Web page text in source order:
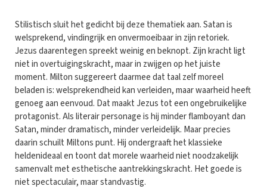
Stilistisch sluit het gedicht bij deze thematiek aan. Satan is
welsprekend, vindingrijk en onvermoeibaar in zijn retoriek.
Jezus daarentegen spreekt weinig en beknopt. Zijn kracht ligt
niet in overtuigingskracht, maar in zwijgen op het juiste
moment. Milton suggereert daarmee dat taal zelf moreel
beladen is: welsprekendheid kan verleiden, maar waarheid heeft
genoeg aan eenvoud. Dat maakt Jezus tot een ongebruikelijke
protagonist. Als literair personage is hij minder flamboyant dan
Satan, minder dramatisch, minder verleidelijk. Maar precies
daarin schuilt Miltons punt. Hij ondergraaft het klassieke
heldenideaal en toont dat morele waarheid niet noodzakelijk
samenvalt met esthetische aantrekkingskracht. Het goede is
niet spectaculair, maar standvastig.